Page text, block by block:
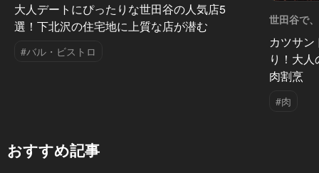
大人デートにぴったりな世田谷の人気店5
選！下北沢の住宅地に上質な店が潜む
#バル・ビストロ
世田谷で
カツサ
り！大
肉割烹
#肉
おすすめ記事